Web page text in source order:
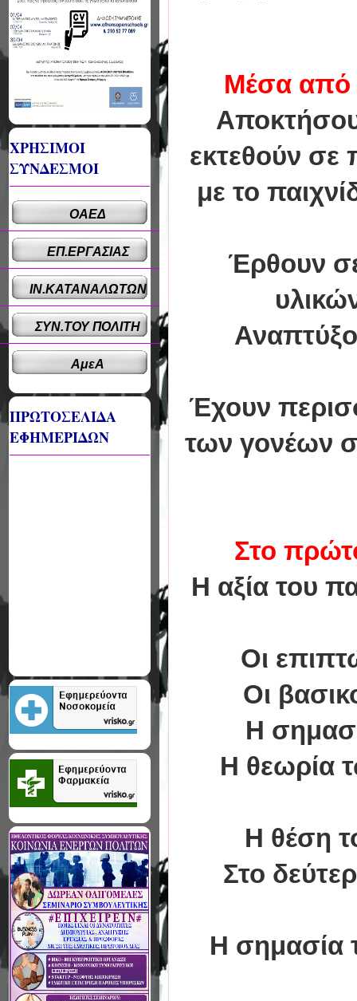
Μέσα από
εκτεθούν σε
με το
Έρθουν
Έχουν
των γονέων
Στο
Η αξία του
Οι
Οι
Η
Η θεωρία
Η θέση
Στο
Η σημασία
ΧΡΗΣΙΜΟΙ
ΣΥΝΔΕΣΜΟΙ
ΟΑΕΔ
ΕΠ.ΕΡΓΑΣΙΑΣ
ΙΝ.ΚΑΤΑΝΑΛΩΤΩΝ
ΣΥΝ.ΤΟΥ ΠΟΛΙΤΗ
ΑμεΑ
ΠΡΩΤΟΣΕΛΙΔΑ
ΕΦΗΜΕΡΙΔΩΝ